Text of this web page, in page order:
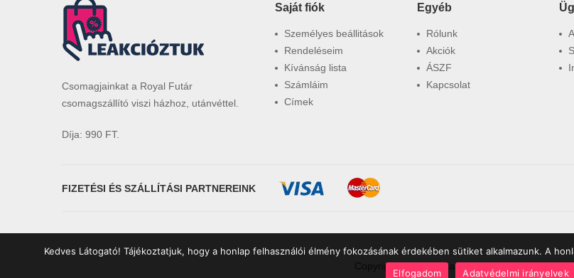
Csomagjainkat a Royal Futár
csomagszállító viszi házhoz, utánvéttel.
Díja: 990 FT.
Saját fiók
Személyes beállitások
Rendeléseim
Kívánság lista
Számláim
Címek
Egyéb
Rólunk
Akciók
ÁSZF
Kapcsolat
FIZETÉSI ÉS SZÁLLÍTÁSI PARTNEREINK
Copyrights © 2021 leakcioztuk.hu. All Rights
Kedves Látogató! Tájékoztatjuk, hogy a honlap felhasználói élmény fokozásának érdekében sütiket alkalmazunk. A
Elfogadom
Adatvédelmi irányelvek